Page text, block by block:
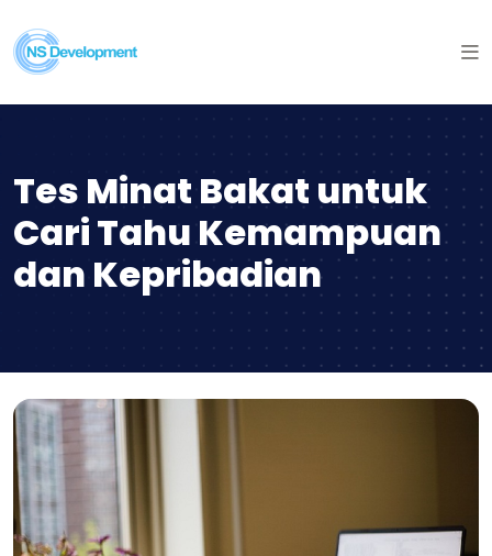
Tes Minat Bakat untuk
Cari Tahu Kemampuan
dan Kepribadian